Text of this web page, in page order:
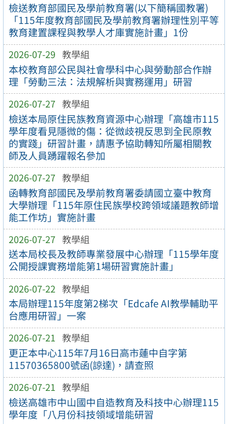
檢送教育部國民及學前教育署(以下簡稱國教署)
「115年度教育部國民及學前教育署辦理性別平等
教育建置課程與教學人才庫實施計畫」1份
2026-07-29 教學組
本校教育部公民與社會學科中心與勞動部合作辦
理「勞動三法：法規解析與實務運用」研習
2026-07-27 教學組
檢送本局原住民族教育資源中心辦理「高雄市115
學年度看見隱微的傷：從微歧視反思到全民原教
的實踐」研習計畫，請惠予協助轉知所屬相關教
師及人員踴躍報名參加
2026-07-27 教學組
函轉教育部國民及學前教育署委請國立臺中教育
大學辦理「115年原住民族學校跨領域議題教師增
能工作坊」實施計畫
2026-07-27 教學組
送本局校長及教師專業發展中心辦理「115學年度
公開授課實務增能第1場研習實施計畫」
2026-07-22 教學組
本局辦理115年度第2梯次「Edcafe AI教學輔助平
台應用研習」一案
2026-07-21 教學組
更正本中心115年7月16日高市蓮中自字第
11570365800號函(諒達)，請查照
2026-07-21 教學組
檢送高雄市中山國中自造教育及科技中心辦理115
學年度「八月份科技領域增能研習